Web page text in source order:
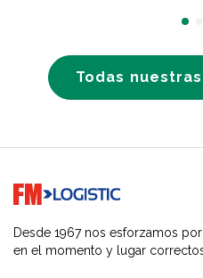
Todas
Go to home page
Desde 1967 nos esforzamos
en el momento y lugar